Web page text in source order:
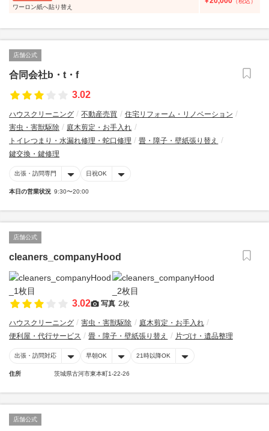
ワーロン紙へ貼り替え
店舗公式
合同会社b・t・f
3.02
ハウスクリーニング 不動産売買
住宅リフォーム・リノベーション
害虫・害獣駆除
庭木剪定・お手入れ
トイレつまり・水漏れ修理・蛇口修理
畳・障子・壁紙張り替え
鍵交換・鍵修理
出張・訪問専門 日祝OK
本日の営業状況 9:30〜20:00
店舗公式
cleaners_companyHood
3.02 写真 2枚
ハウスクリーニング 害虫・害獣駆除
庭木剪定・お手入れ
便利屋・代行サービス
畳・障子・壁紙張り替え 片づけ・遺品整理
出張・訪問対応 早朝OK 21時以降OK
住所 茨城県古河市東本町1-22-26
店舗公式